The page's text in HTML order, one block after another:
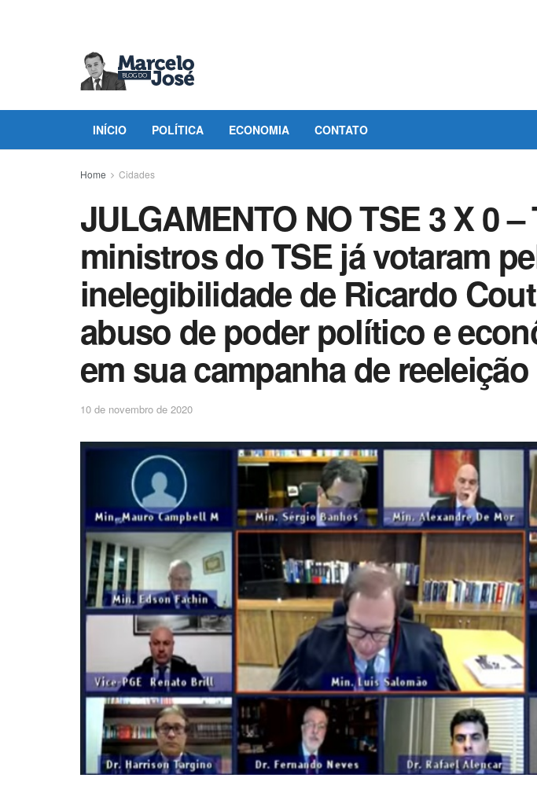
INÍCIO POLÍTICA ECONOMIA CONTATO
Home Cidades
JULGAMENTO NO TSE 3 X 0 –
ministros do TSE já votaram
inelegibilidade de Ricardo
abuso de poder político e
em sua campanha de reeleição
10 de novembro de 2020